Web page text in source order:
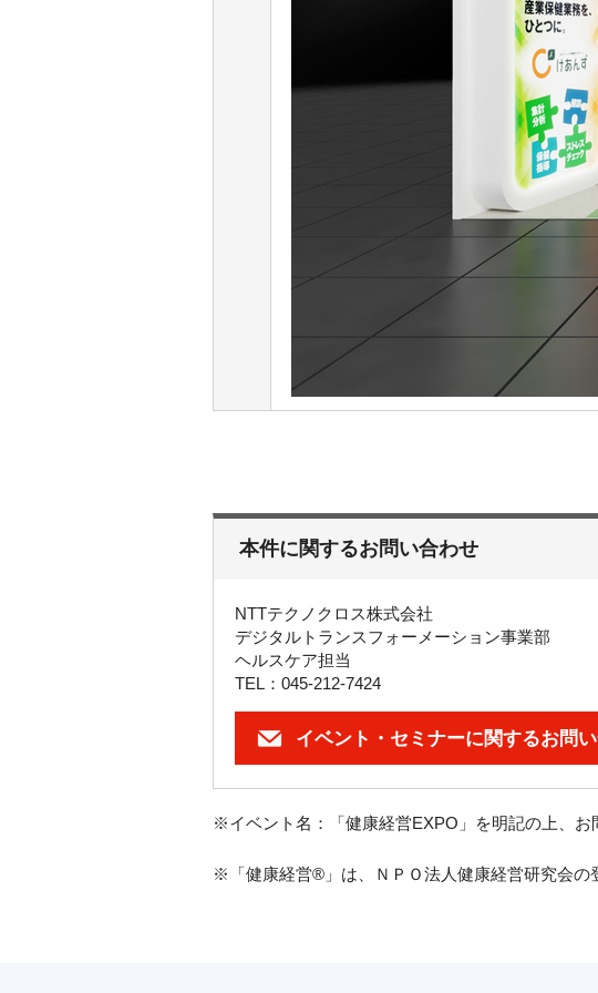
本件に関するお問い合わせ
NTTテクノクロス株式会社
デジタルトランスフォーメーション事業部
ヘルスケア担当
TEL：045-212-7424
イベント・セミナーに関するお問
※イベント名：「健康経営EXPO」を明記の上、お
※「健康経営®」は、ＮＰＯ法人健康経営研究会の